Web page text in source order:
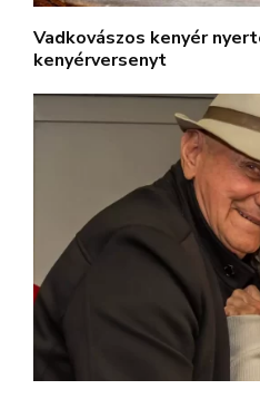
Vadkovászos kenyér
kenyérversenyt